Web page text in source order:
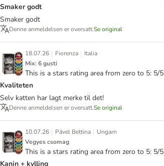
Smaker godt
Smaker godt
Denne anmeldelsen er oversatt.Se original
18.07.26 | Fiorenza | Italia
Mix: 6 gusti
This is a stars rating area from zero to 5: 5/5
Kvaliteten
Selv katten har lagt merke til det!
Denne anmeldelsen er oversatt.Se original
10.07.26 | Pável Bettina | Ungarn
Vegyes csomag
This is a stars rating area from zero to 5: 5/5
Kanin + kylling